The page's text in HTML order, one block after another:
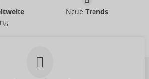
20406201000
44,95 €
Brustharness aus
NeueTrends